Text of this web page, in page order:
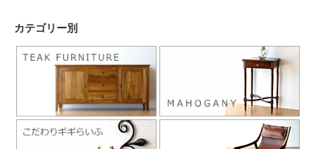
カテゴリー別